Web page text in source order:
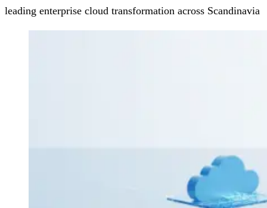
leading enterprise cloud transformation across Scandinavia